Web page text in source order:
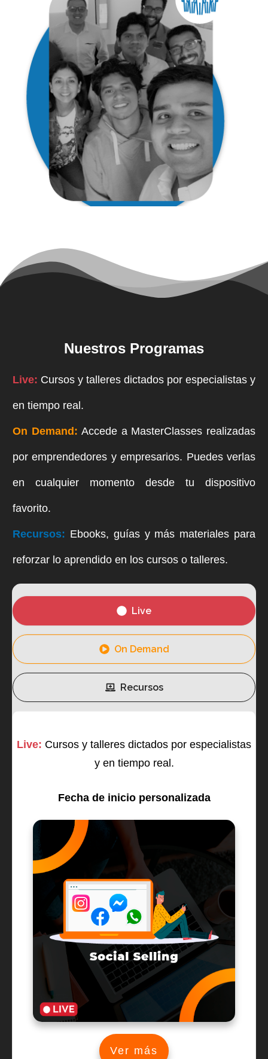
Nuestros Programas
Live: Cursos y talleres dictados por especialistas y
en tiempo real.
On Demand:Accede a MasterClasses realizadas
por emprendedores y empresarios. Puedes verlas
en cualquier momento desde tu dispositivo
favorito.
Recursos: Ebooks, guías y más materiales para
reforzar lo aprendido en los cursos o talleres.
Live
On Demand
Recursos
Live: Cursos y talleres dictados por especialistas
y en tiempo real.
Fecha de inicio personalizada
Ver más